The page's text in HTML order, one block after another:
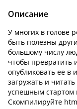
Описание
У многих в голове
быть полезны
большому числу
чтобы превратить
опубликовать ее в
загружать и
успешным стартом
Скомпилируйте